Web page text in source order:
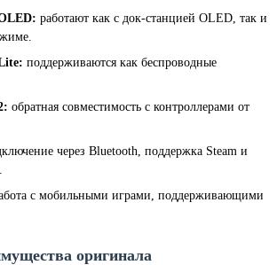
работают как с док-станцией OLED, так и
поддерживаются как беспроводные
обратная совместимость с контроллерами от
через Bluetooth, поддержка Steam и
с мобильными играми, поддерживающими
оригинала